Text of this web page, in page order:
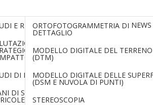
FORESTALI
E
E RELAZIONI PAESAGGISTICHE
AMBIENTALE
E VALUTAZIONE
AMBIENTALE
DI INCIDENZA
DI SVILUPPO DELLE AZIENDE
RILIEVI AEREI CON DRONI
ORTOFOTOGRAMMETRIA DI
DETTAGLIO
MODELLO DIGITALE DEL TERRENO
(DTM)
MODELLO DIGITALE DELLE
(DSM E NUVOLA DI PUNTI)
STEREOSCOPIA
NEWS